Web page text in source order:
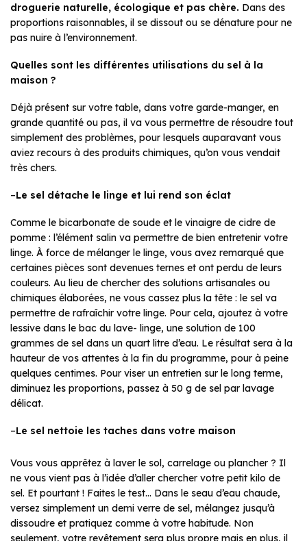
droguerie naturelle, écologique et pas chère. Dans des
proportions raisonnables, il se dissout ou se dénature pour ne
pas nuire à l’environnement.
Quelles sont les différentes utilisations du sel à la
maison ?
Déjà présent sur votre table, dans votre garde-manger, en
grande quantité ou pas, il va vous permettre de résoudre tout
simplement des problèmes, pour lesquels auparavant vous
aviez recours à des produits chimiques, qu’on vous vendait
très chers.
–Le sel détache le linge et lui rend son éclat
Comme le bicarbonate de soude et le vinaigre de cidre de
pomme : l’élément salin va permettre de bien entretenir votre
linge. À force de mélanger le linge, vous avez remarqué que
certaines pièces sont devenues ternes et ont perdu de leurs
couleurs. Au lieu de chercher des solutions artisanales ou
chimiques élaborées, ne vous cassez plus la tête : le sel va
permettre de rafraîchir votre linge. Pour cela, ajoutez à votre
lessive dans le bac du lave- linge, une solution de 100
grammes de sel dans un quart litre d’eau. Le résultat sera à la
hauteur de vos attentes à la fin du programme, pour à peine
quelques centimes. Pour viser un entretien sur le long terme,
diminuez les proportions, passez à 50 g de sel par lavage
délicat.
–Le sel nettoie les taches dans votre maison
Vous vous apprêtez à laver le sol, carrelage ou plancher ? Il
ne vous vient pas à l’idée d’aller chercher votre petit kilo de
sel. Et pourtant ! Faites le test… Dans le seau d’eau chaude,
versez simplement un demi verre de sel, mélangez jusqu’à
dissoudre et pratiquez comme à votre habitude. Non
seulement, votre revêtement sera plus propre mais en plus, il